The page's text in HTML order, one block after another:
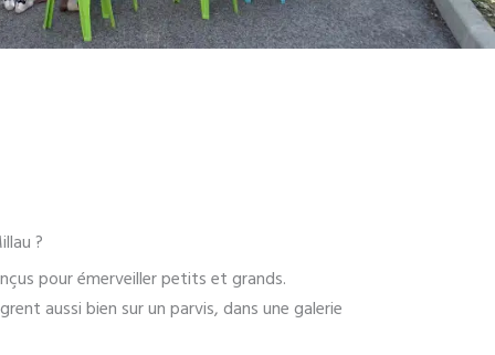
?
pour émerveiller petits et grands.
aussi bien sur un parvis, dans une galerie